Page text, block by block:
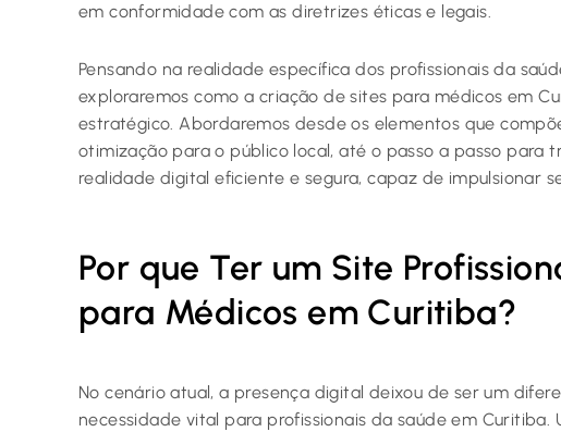
em conformidade com as diretrizes éticas e legais.
Pensando na realidade específica dos profissionais da
exploraremos como a criação de sites para médicos em
estratégico. Abordaremos desde os elementos que
otimização para o público local, até o passo a passo para
realidade digital eficiente e segura, capaz de impulsionar
Por que Ter um Site
para Médicos em Curitiba?
No cenário atual, a presença digital deixou de ser um
necessidade vital para profissionais da saúde em Curitiba.